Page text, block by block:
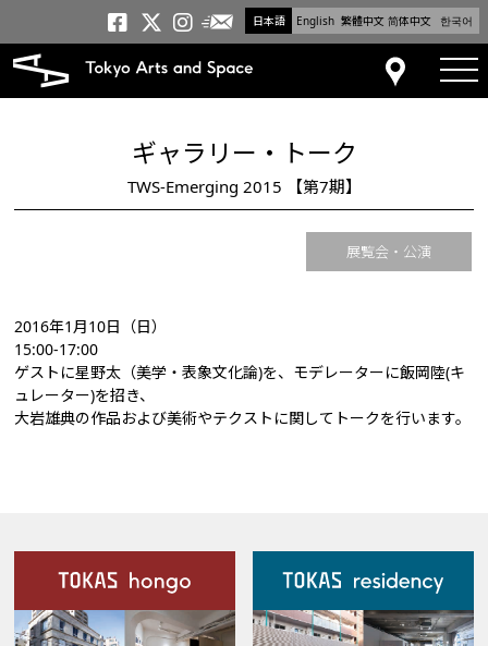
日本語 English 繁體中文 简体中文 한국어
トーキョーアーツアンド
トーキョーアーツアンド
トーキョーアーツア
メールニュース
アクセス
ギャラリー・トーク
TWS-Emerging 2015 【第7期】
展覧会・公演
2016年1月10日（日）
15:00-17:00
ゲストに星野太（美学・表象文化論)を、モデレーターに飯岡陸(キ
ュレーター)を招き、
大岩雄典の作品および美術やテクストに関してトークを行います。
施設案内
Our Facilities